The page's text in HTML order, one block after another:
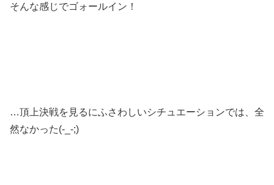
そんな感じでゴォールイン！
…頂上決戦を見るにふさわしいシチュエーションでは、全
然なかった(-_-;)